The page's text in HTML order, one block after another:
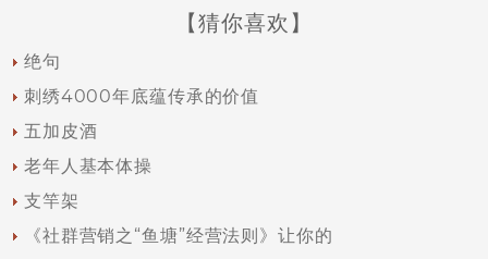
【猜你喜欢】
绝句
刺绣4000年底蕴传承的价值
五加皮酒
老年人基本体操
支竿架
《社群营销之“鱼塘”经营法则》让你的